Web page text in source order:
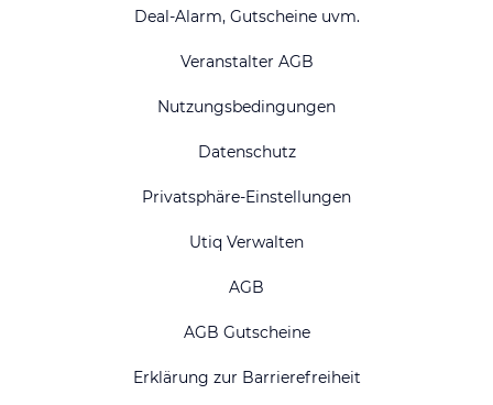
Deal-Alarm, Gutscheine uvm.
Veranstalter AGB
Nutzungsbedingungen
Datenschutz
Privatsphäre-Einstellungen
Utiq Verwalten
AGB
AGB Gutscheine
Erklärung zur Barrierefreiheit